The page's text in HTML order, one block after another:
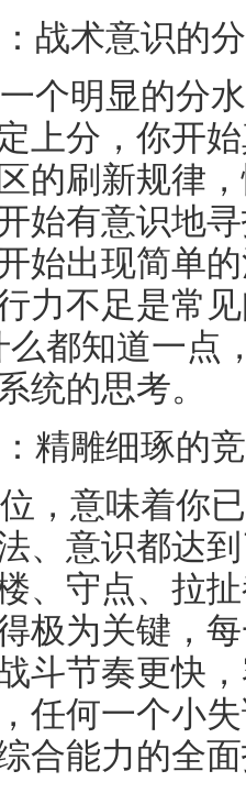
战术意识的
个明显的分
上分，你开
的刷新规律
始有意识地
始出现简单
力不足是常
么都知道一点
统的思考。
精雕细琢的
，意味着你
、意识都达
、守点、拉
极为关键，
斗节奏更快
任何一个小
合能力的全